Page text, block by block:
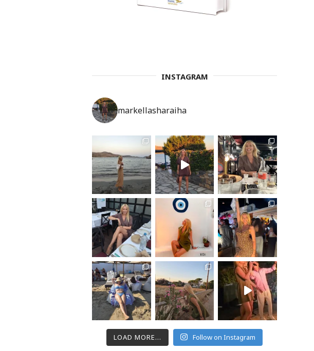
INSTAGRAM
markellasharaiha
LOAD MORE... Follow on Instagram